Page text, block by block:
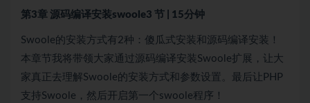
第3章 源码编译安装swoole3 节 | 15分钟
Swoole的安装方式有2种：傻瓜式安装和源码编译安装！
本章节我将带领大家通过源码编译安装Swoole扩展，让大
家真正去理解Swoole的安装方式和参数设置。最后让PHP
支持Swoole，然后开启第一个swoole程序！